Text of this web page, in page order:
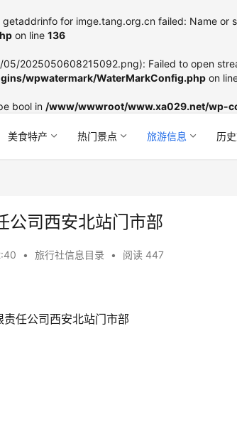
for imge.tang.org.cn failed: Name or
on line 136
2025050608215092.png): Failed to open
wpwatermark/WaterMarkConfig.php on
bool in /www/wwwroot/www.xa029.net/wp-
美食特产 热门景点 旅游信息 历
公司西安北站门市部
• 旅行社信息目录 • 阅读 447
责任公司西安北站门市部